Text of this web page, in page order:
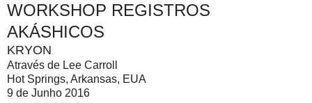
WORKSHOP REGISTROS
AKÁSHICOS
KRYON
Através de Lee Carroll
Hot Springs, Arkansas, EUA
9 de Junho 2016